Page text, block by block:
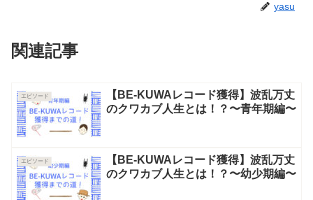
yasu
関連記事
エピソード
【BE-KUWAレコード獲得】波乱万丈
のクワカブ人生とは！？〜青年期編〜
エピソード
【BE-KUWAレコード獲得】波乱万丈
のクワカブ人生とは！？〜幼少期編〜